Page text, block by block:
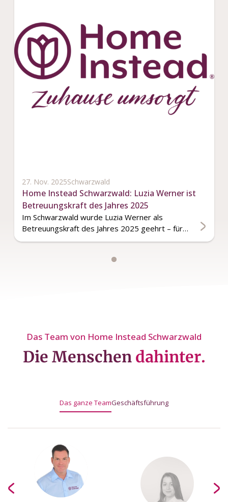
27. Nov. 2025Schwarzwald
Home Instead Schwarzwald: Luzia Werner ist
Betreuungskraft des Jahres 2025
Im Schwarzwald wurde Luzia Werner als
Betreuungskraft des Jahres 2025 geehrt – für…
Das Team von Home Instead Schwarzwald
Die Menschen dahinter.
Das ganze TeamGeschäftsführung